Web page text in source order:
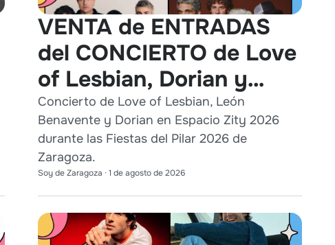
VENTA de ENTRADAS
del CONCIERTO de Love
of Lesbian, Dorian y
León Benavente en
Zaragoza 2026
Concierto de Love of Lesbian, León
Benavente y Dorian en Espacio Zity 2026
durante las Fiestas del Pilar 2026 de
Zaragoza.
Soy de Zaragoza · 1 de agosto de 2026